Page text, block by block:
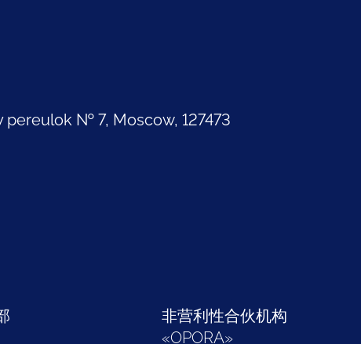
pereulok № 7, Moscow, 127473
非营利性合伙机构
«OPORA»